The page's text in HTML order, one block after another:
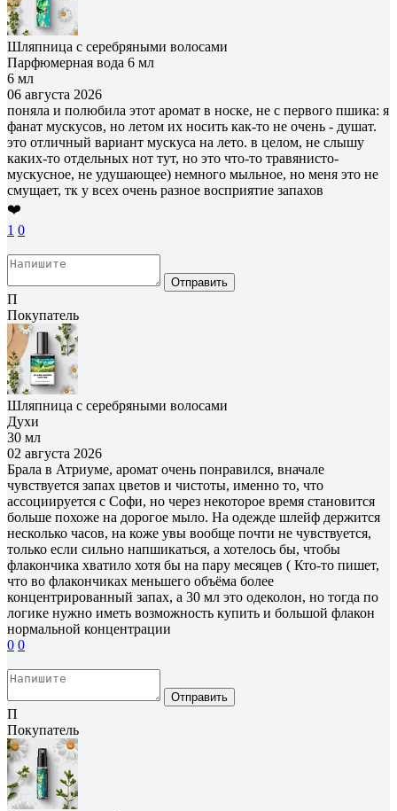
Шляпница с серебряными волосами
Парфюмерная вода 6 мл
6 мл
06 августа 2026
поняла и полюбила этот аромат в носке, не с первого пшика: я
фанат мускусов, но летом их носить как-то не очень - душат.
это отличный вариант мускуса на лето. в целом, не слышу
каких-то отдельных нот тут, но это что-то травянисто-
мускусное, не удушающее) немного мыльное, но меня это не
смущает, тк у всех очень разное восприятие запахов
❤️
1 0
Отправить
П
Покупатель
Шляпница с серебряными волосами
Духи
30 мл
02 августа 2026
Брала в Атриуме, аромат очень понравился, вначале
чувствуется запах цветов и чистоты, именно то, что
ассоциируется с Софи, но через некоторое время становится
больше похоже на дорогое мыло. На одежде шлейф держится
несколько часов, на коже увы вообще почти не чувствуется,
только если сильно напшикаться, а хотелось бы, чтобы
флакончика хватило хотя бы на пару месяцев ( Кто-то пишет,
что во флакончиках меньшего объёма более
концентрированный запах, а 30 мл это одеколон, но тогда по
логике нужно иметь возможность купить и большой флакон
нормальной концентрации
0 0
Отправить
П
Покупатель